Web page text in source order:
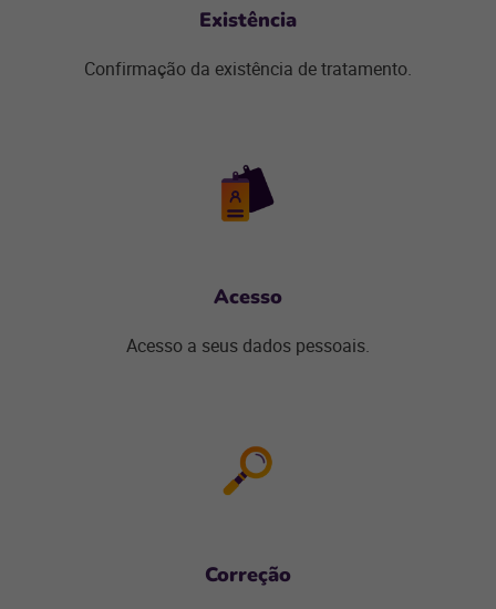
Existência
Confirmação da existência de tratamento.
Acesso
Acesso a seus dados pessoais.
Correção